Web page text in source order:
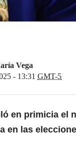
Vega
- 13:31 GMT-5
en primicia el
en las